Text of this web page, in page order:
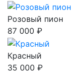
Розовый пион
87 000 ₽
Красный
35 000 ₽